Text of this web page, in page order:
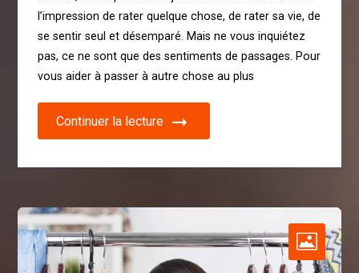
l’impression de rater quelque chose, de rater sa vie, de
se sentir seul et désemparé. Mais ne vous inquiétez
pas, ce ne sont que des sentiments de passages. Pour
vous aider à passer à autre chose au plus
Continuer la lecture